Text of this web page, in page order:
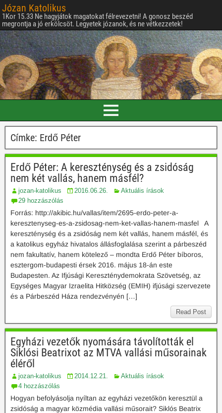
Józan Katolikus
1Kor 15.33 Ne hagyjátok magatokat félrevezetni! A gonosz beszéd
megrontja a jó erkölcsöt. Legyetek józanok, és ne vétkezzetek!
Címke: Erdő Péter
Erdő Péter: A kereszténység és a zsidóság
nem két vallás, hanem másfél?
jozan-katolikus 2016.06.26.
Aktuális írások
29 hozzászólás
Forrás: http://akibic.hu/vallas/item/2695-erdo-peter-a-
keresztenyseg-es-a-zsidosag-nem-ket-vallas-hanem-masfel A
kereszténység és a zsidóság nem két vallás, hanem másfél, és
a katolikus egyház hivatalos állásfoglalása szerint a párbeszéd
nem fakultatív, hanem kötelező – mondta Erdő Péter bíboros,
esztergom-budapesti érsek 2016. május 18-án este
Budapesten. Az Ifjúsági Kereszténydemokrata Szövetség, az
Egységes Magyar Izraelita Hitközség (EMIH) ifjúsági szervezete
és a Párbeszéd Háza rendezvényén […]
Read Post
Egyházi vezetők nyomására távolították el
Siklósi Beatrixot az MTVA vallási műsorainak
éléről
jozan-katolikus 2014.12.21.
Aktuális írások
4 hozzászólás
Hogyan befolyásolja nyíltan az egyházi vezetőkön keresztül a
zsidóság a magyar közmédia vallási műsorait? Siklós Beatrix